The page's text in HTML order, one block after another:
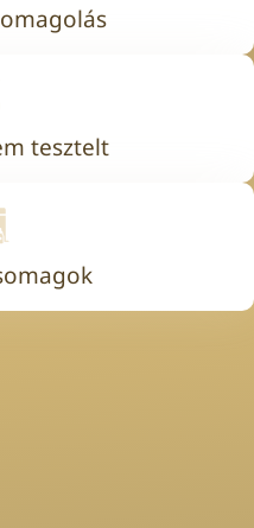
tesztelt